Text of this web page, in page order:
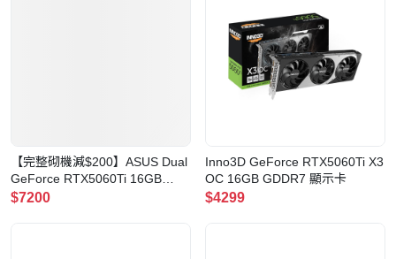
【完整砌機減$200】ASUS Dual
GeForce RTX5060Ti 16GB
GDDR7 White OC Edition 顯示
$7200
Inno3D GeForce RTX5060Ti X3
OC 16GB GDDR7 顯示卡
$4299